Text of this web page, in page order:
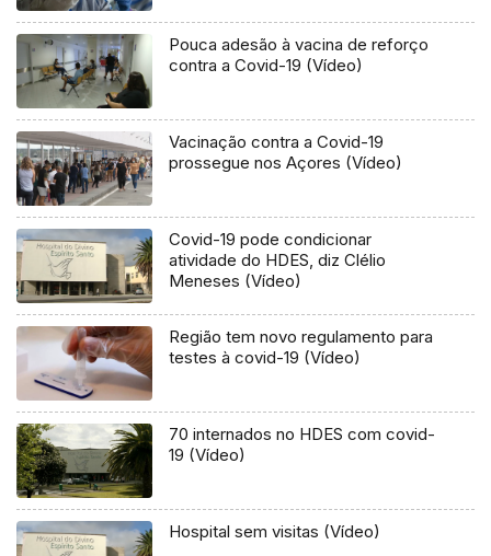
Pouca adesão à vacina de reforço
contra a Covid-19 (Vídeo)
Vacinação contra a Covid-19
prossegue nos Açores (Vídeo)
Covid-19 pode condicionar
atividade do HDES, diz Clélio
Meneses (Vídeo)
Região tem novo regulamento para
testes à covid-19 (Vídeo)
70 internados no HDES com covid-
19 (Vídeo)
Hospital sem visitas (Vídeo)